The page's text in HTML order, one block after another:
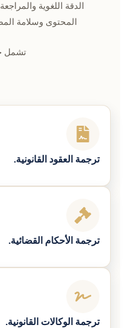
الدقة اللغوية
المحتوى وسلامة
تشمل
ترجمة العقود القانونية.
ترجمة الأحكام القضائية.
ترجمة الوكالات القانونية.